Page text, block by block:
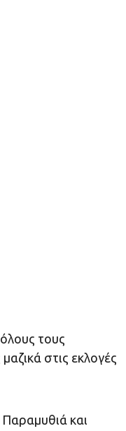
τους
στις εκλογές
και